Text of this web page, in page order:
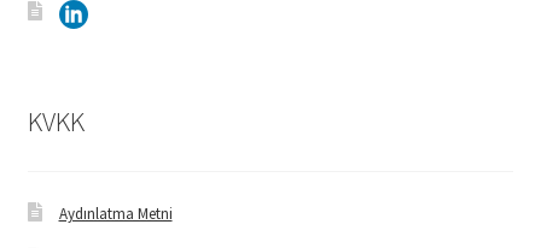
KVKK
Aydınlatma Metni